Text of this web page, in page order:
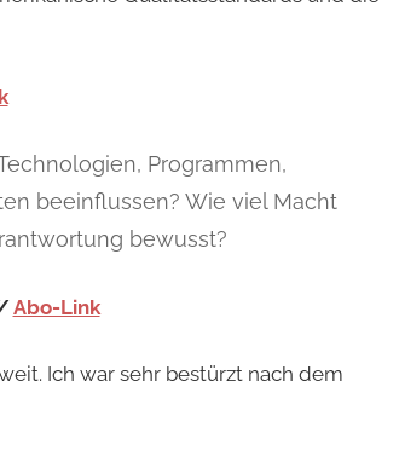
Programmen,
beeinflussen? Wie viel Macht
bewusst?
Abo-Link
Ich war sehr bestürzt nach dem